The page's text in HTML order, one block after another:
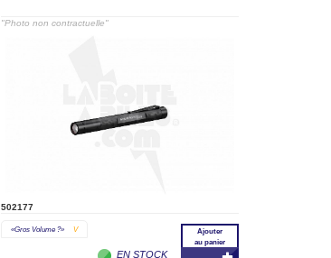
"Photo non contractuelle"
502177
«gros Volume ?» V
EN STOCK
Ajouter
au panier